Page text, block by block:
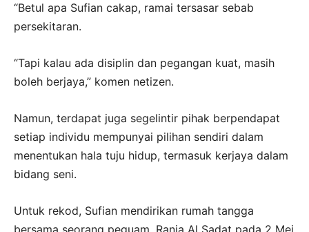
“Betul apa Sufian cakap, ramai tersasar sebab
persekitaran.
“Tapi kalau ada disiplin dan pegangan kuat, masih
boleh berjaya,” komen netizen.
Namun, terdapat juga segelintir pihak berpendapat
setiap individu mempunyai pilihan sendiri dalam
menentukan hala tuju hidup, termasuk kerjaya dalam
bidang seni.
Untuk rekod, Sufian mendirikan rumah tangga